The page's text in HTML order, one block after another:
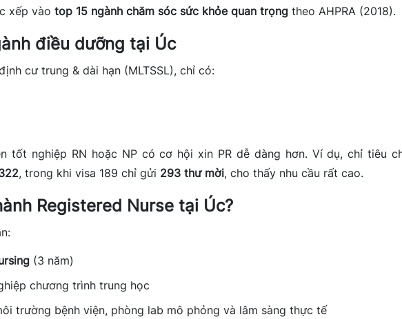
xếp vào top 15 ngành chăm sóc sức khỏe quan trọng theo AHPRA (2018).
điều dưỡng tại Úc
cư trung & dài hạn (MLTSSL), chỉ có:
tốt nghiệp RN hoặc NP có cơ hội xin PR dễ dàng hơn. Ví dụ, chỉ tiêu
, trong khi visa 189 chỉ gửi 293 thư mời, cho thấy nhu cầu rất cao.
Registered Nurse tại Úc?
(3 năm)
chương trình trung học
trường bệnh viện, phòng lab mô phỏng và lâm sàng thực tế